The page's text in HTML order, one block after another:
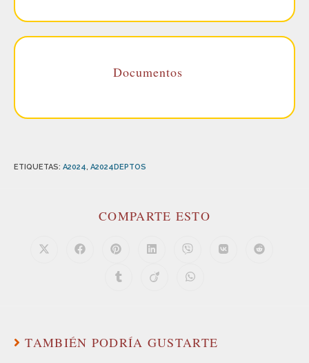
Documentos
ETIQUETAS: A2024, A2024DEPTOS
COMPARTE ESTO
TAMBIÉN PODRÍA GUSTARTE